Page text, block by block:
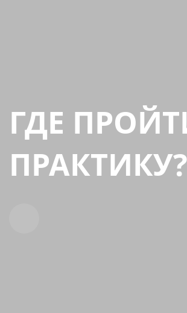
ГДЕ
ПРАКТИКУ?